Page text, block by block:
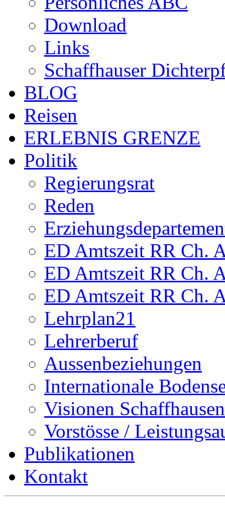
Download
Links
Schaffhauser
BLOG
Reisen
ERLEBNIS GRENZE
Politik
Regierungsrat
Reden
ED Amtszeit RR Ch.
ED Amtszeit RR Ch.
ED Amtszeit RR Ch.
Lehrplan21
Lehrerberuf
Aussenbeziehungen
Internationale
Visionen Schaffhausen
Vorstösse /
Publikationen
Kontakt